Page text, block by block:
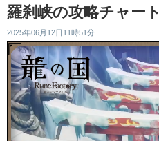
羅刹峡の攻略チャート
2025年06月12日11時51分